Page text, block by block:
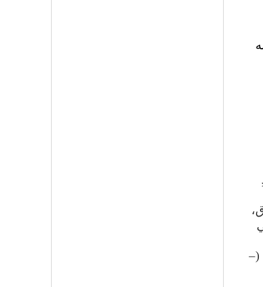
62 مم في
(–